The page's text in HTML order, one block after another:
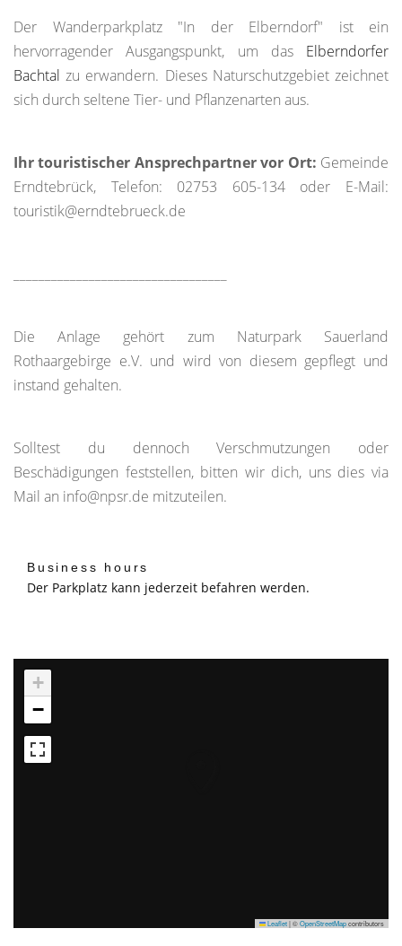
Der Wanderparkplatz "In der Elberndorf" ist ein
hervorragender Ausgangspunkt, um das Elberndorfer
Bachtal zu erwandern. Dieses Naturschutzgebiet zeichnet
sich durch seltene Tier- und Pflanzenarten aus.
Ihr touristischer Ansprechpartner vor Ort: Gemeinde
Erndtebrück, Telefon: 02753 605-134 oder E-Mail:
touristik@erndtebrueck.de
Die Anlage gehört zum Naturpark Sauerland
Rothaargebirge e.V. und wird von diesem gepflegt und
instand gehalten.
Solltest du dennoch Verschmutzungen oder
Beschädigungen feststellen, bitten wir dich, uns dies via
Mail an info@npsr.de mitzuteilen.
Business hours
Der Parkplatz kann jederzeit befahren werden.
+
−
Leaflet|©OpenStreetMapcontributors